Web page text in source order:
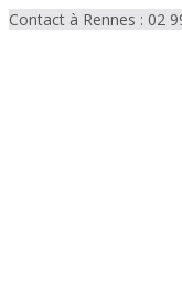
Contact à Rennes : 02